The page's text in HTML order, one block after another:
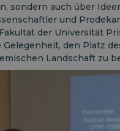
sondern auch über
und
der Universität
den Platz
Landschaft zu